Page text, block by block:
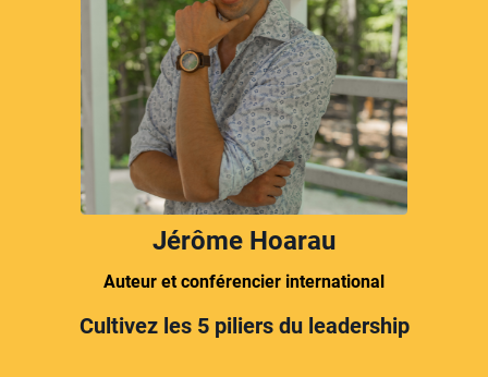
Jérôme Hoarau
Auteur et conférencier international
Cultivez les 5 piliers du leadership